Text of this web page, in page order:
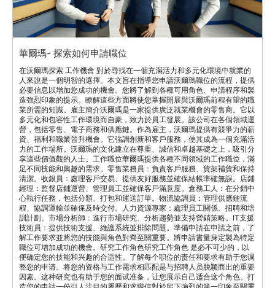
華爾瑪- 探索如何申請職位
在沃爾瑪探索 工作機會 對於尋找在一個充滿活力和多元化環境中就業的
人來說是一個明智的選擇。本文旨在指導您申請沃爾瑪職位的流程，提供
必要信息以增加您成功的機會。您將了解到各種可用角色、申請程序和製
造強烈印象的提示。瞭解這些方面將使您掌握開展與沃爾瑪前程有望的職
業所需的知識。雇主簡介沃爾瑪是一家提供廣泛就業機會的零售商。它以
多元化和包容性工作環境而自豪，致力於員工發展。該公司在各個領域運
營，包括零售、電子商務和供應鏈。作為雇主，沃爾瑪提供有競爭力的薪
資、福利和職業晉升機會。它強調創新和客戶服務，使其成為一個充滿活
力的工作場所。沃爾瑪的文化建立在尊重、誠信和卓越基礎之上，吸引分
享這些價值觀的人士。工作職位華爾瑪提供各種不同領域的工作職位，滿
足不同技能和興趣的需求。零售業務員：負責客戶服務、貨架補貨和保持
清潔。收銀員：處理客戶交易、提供友好服務並確保結帳準確無誤。店鋪
經理：監督店鋪運營、管理員工並確保客戶滿意度。倉務工人：在分銷中
心執行任務，包括分類、打包和運送訂單。物流協調員：管理供應鏈流
程、協調運輸並確保及時交付。人力資源專家：處理員工關係、招聘和培
訓計劃。市場分析師：進行市場研究、分析趨勢並支持營銷策略。IT支援
技術員：提供技術支援、維護系統並排除問題。準備申請在申請之前，了
解工作要求並將您的技能與角色對齊至關重要。將申請書量身定製為特定
職位可增加成功的機會。研究工作角色研究工作角色 是必不可少的，以
便确定您的技能和兴趣的合适性。了解每个职位的责任和要求有助于您调
整您的申请。将您的资格与工作需求相匹配是与招聘人员脱颖而出的重要
因素。这种研究也有助于您的面试准备，让您展示自己适合这个角色。打